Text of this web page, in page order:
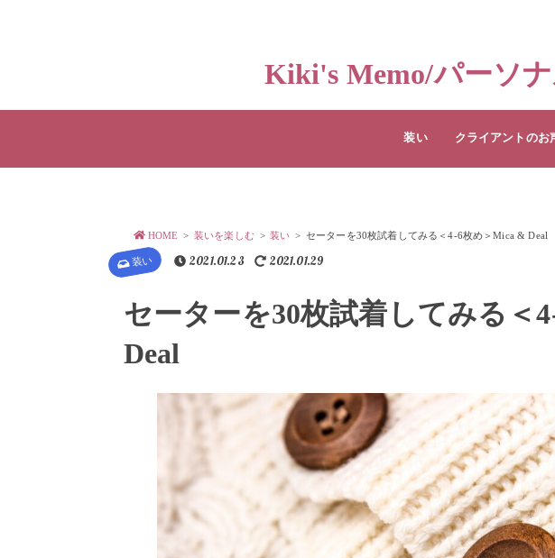
Kiki's Memo/パーソ
装い クライアントのお
HOME 装いを楽しむ 装い セーターを30枚試着してみる＜4-6枚め＞Mica & Deal
装い 2021.01.23 2021.01.29
セーターを30枚試着してみる＜
Deal